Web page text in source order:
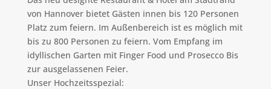
von Hannover bietet Gästen innen bis 120 Personen
Platz zum feiern. Im Außenbereich ist es möglich mit
bis zu 800 Personen zu feiern. Vom Empfang im
idyllischen Garten mit Finger Food und Prosecco Bis
zur ausgelassenen Feier.
Unser Hochzeitsspezial: